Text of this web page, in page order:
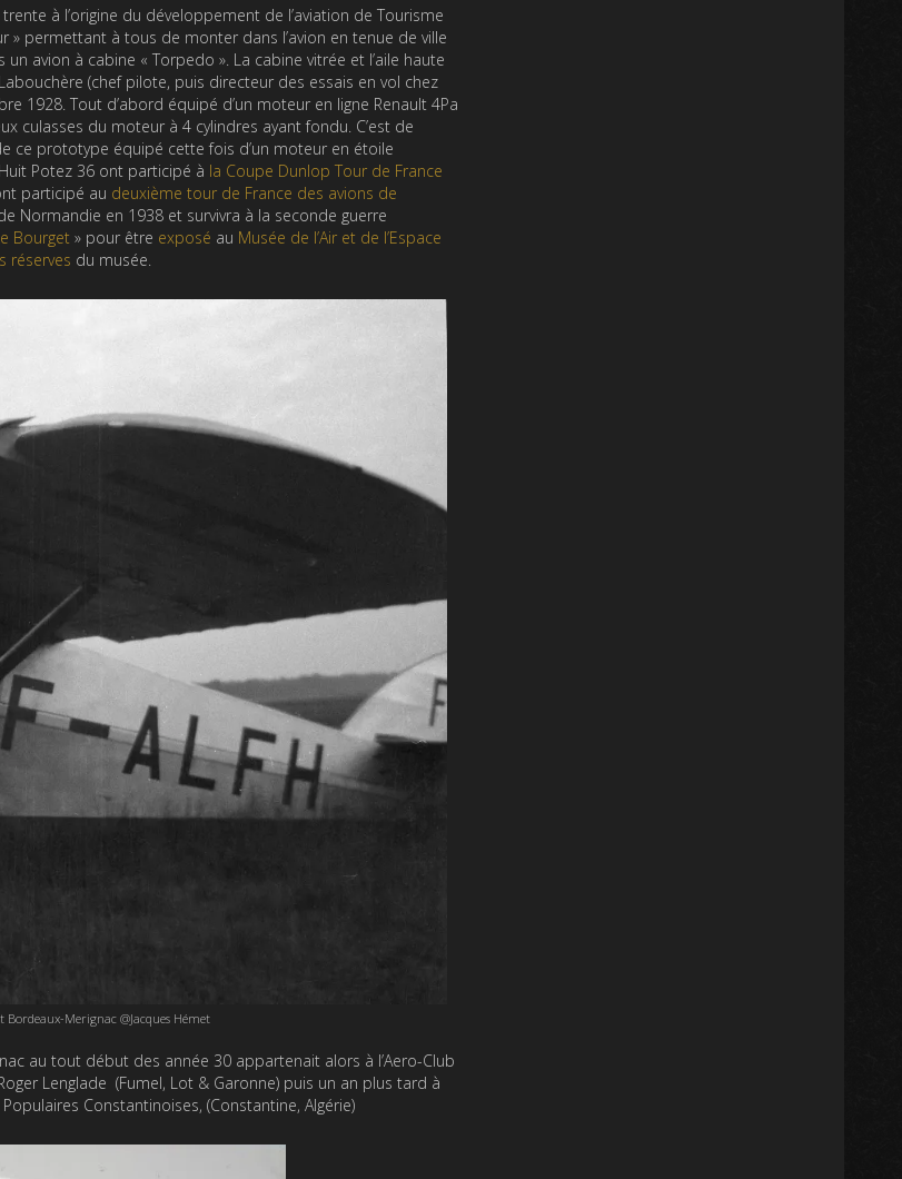
à l’origine du développement de l’aviation de Tourisme
» permettant à tous de monter dans l’avion en tenue de ville
avion à cabine « Torpedo ». La cabine vitrée et l’aile haute
(chef pilote, puis directeur des essais en vol chez
1928. Tout d’abord équipé d’un moteur en ligne Renault 4Pa
culasses du moteur à 4 cylindres ayant fondu. C’est de
ce prototype équipé cette fois d’un moteur en étoile
Potez 36 ont participé à la Coupe Dunlop Tour de France
participé au deuxième tour de France des avions de
Normandie en 1938 et survivra à la seconde guerre
Bourget» pour être exposé au Musée de l’Air et de l’Espace
réserves du musée.
Bordeaux-Merignac @Jacques Hémet
au tout début des année 30 appartenait alors à l’Aero-Club
Lenglade (Fumel, Lot & Garonne) puis un an plus tard à
Constantinoises, (Constantine, Algérie)